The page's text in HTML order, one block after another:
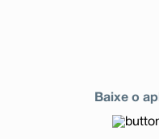
Baixe o